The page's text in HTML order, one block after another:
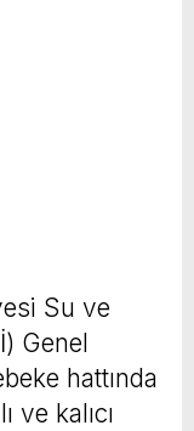
Su ve
Genel
hattında
ve kalıcı